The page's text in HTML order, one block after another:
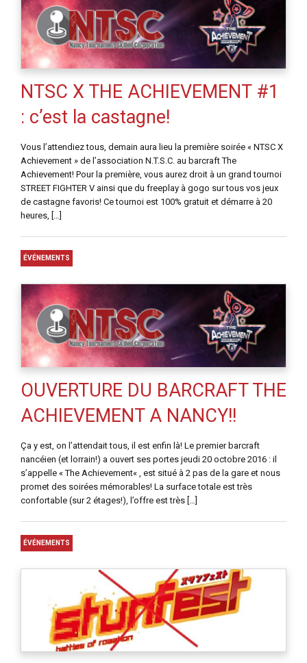
NTSC X THE ACHIEVEMENT #1
: c’est la castagne!
Vous l’attendiez tous, demain aura lieu la première soirée « NTSC X
Achievement » de l’association N.T.S.C. au barcraft The
Achievement! Pour la première, vous aurez droit à un grand tournoi
STREET FIGHTER V ainsi que du freeplay à gogo sur tous vos jeux
de castagne favoris! Ce tournoi est 100% gratuit et démarre à 20
heures, […]
ÉVÉNEMENTS
OUVERTURE DU BARCRAFT THE
ACHIEVEMENT A NANCY!!
Ça y est, on l’attendait tous, il est enfin là! Le premier barcraft
nancéien (et lorrain!) a ouvert ses portes jeudi 20 octobre 2016 : il
s’appelle « The Achievement« , est situé à 2 pas de la gare et nous
promet des soirées mémorables! La surface totale est très
confortable (sur 2 étages!), l’offre est très […]
ÉVÉNEMENTS